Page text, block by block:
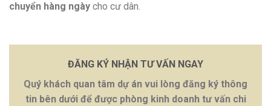
chuyển hàng ngày cho cư dân.
ĐĂNG KÝ NHẬN TƯ VẤN NGAY
Quý khách quan tâm dự án vui lòng đăng ký thông
tin bên dưới để được phòng kinh doanh tư vấn chi